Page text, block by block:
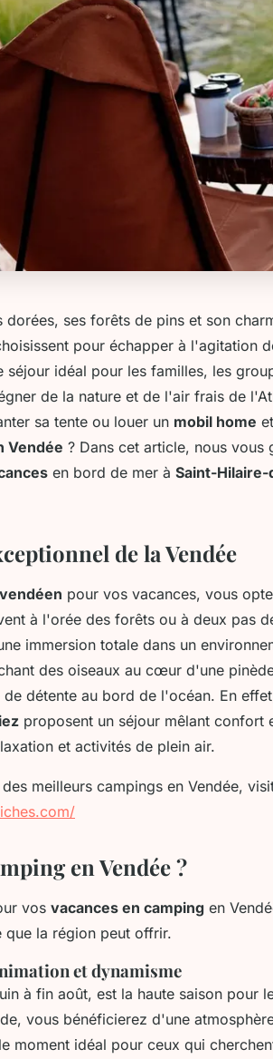
dorées, ses forêts de pins et son
pour échapper à l'agitation
séjour idéal pour les familles, les
de la nature et de l'air frais de
sa tente ou louer un mobil home
Vendée ? Dans cet article, nous vous
en bord de mer à Saint-Hilaire-
de la Vendée
pour vos vacances, vous
à l'orée des forêts ou à deux pas
immersion totale dans un
des oiseaux au cœur d'une
détente au bord de l'océan. En
proposent un séjour mêlant confort
et activités de plein air.
meilleurs campings en Vendée,
en Vendée ?
vos vacances en camping en
que la région peut offrir.
et dynamisme
à fin août, est la haute saison pour
vous bénéficierez d'une
moment idéal pour ceux qui